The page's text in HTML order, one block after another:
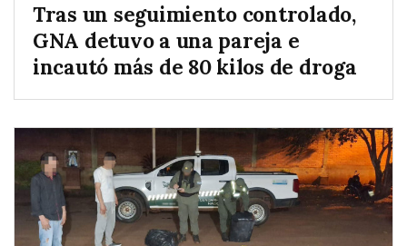
Tras un seguimiento controlado,
GNA detuvo a una pareja e
incautó más de 80 kilos de droga